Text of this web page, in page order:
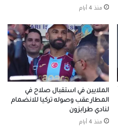
منذ 4 أيام
الملايين في استقبال صلاح في
المطار عقب وصوله تركيا للانضمام
لنادي طرابزون
منذ 4 أيام